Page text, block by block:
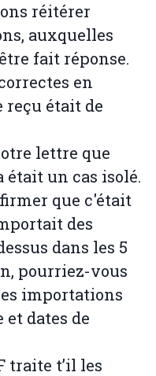
réitérer
auxquelles
fait réponse.
en
reçu était de
lettre que
un cas isolé.
que c'était
des
dans les 5
pourriez-vous
importations
dates de
traite t’il les